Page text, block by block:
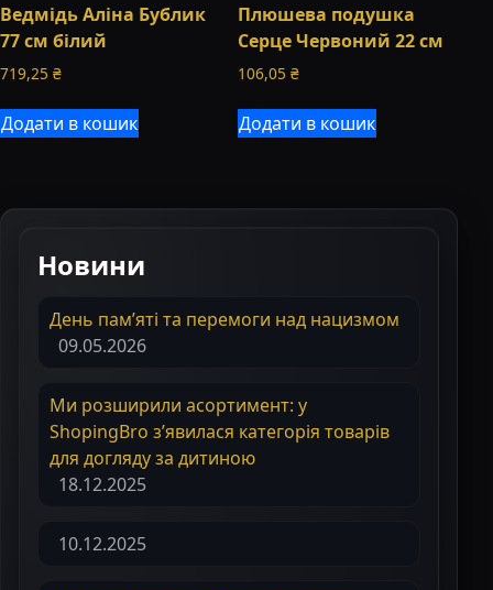
Ведмідь Аліна Бублик
77 см білий
719,25 ₴
Додати в кошик
Плюшева подушка
Серце Червоний 22 см
106,05₴
Додати в кошик
Новини
День пам’яті та перемоги над нацизмом
09.05.2026
Ми розширили асортимент: у
ShopingBro з’явилася категорія товарів
для догляду за дитиною
18.12.2025
10.12.2025